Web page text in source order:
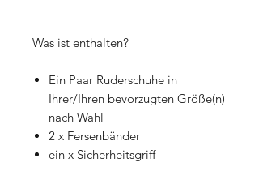
Was ist enthalten?
Ein Paar Ruderschuhe in
Ihrer/Ihren bevorzugten Größe(n)
nach Wahl
2 x Fersenbänder
ein x Sicherheitsgriff